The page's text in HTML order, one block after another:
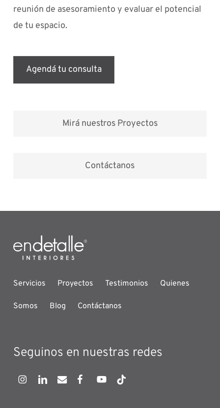
reunión de asesoramiento y evaluar el potencial
de tu espacio.
Agendá tu consulta
Mirá nuestros Proyectos
Contáctanos
Servicios Proyectos Testimonios Quienes
Somos Blog Contáctanos
Seguinos en nuestras redes